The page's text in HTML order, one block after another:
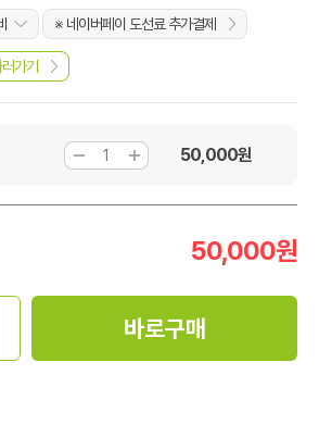
※ 네이버페이 도선료 추가결제
가기
50,000원
50,000원
바로구매